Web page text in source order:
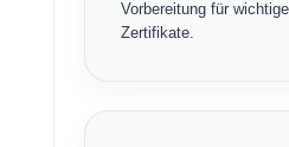
Vorbereitung für
Zertifikate.